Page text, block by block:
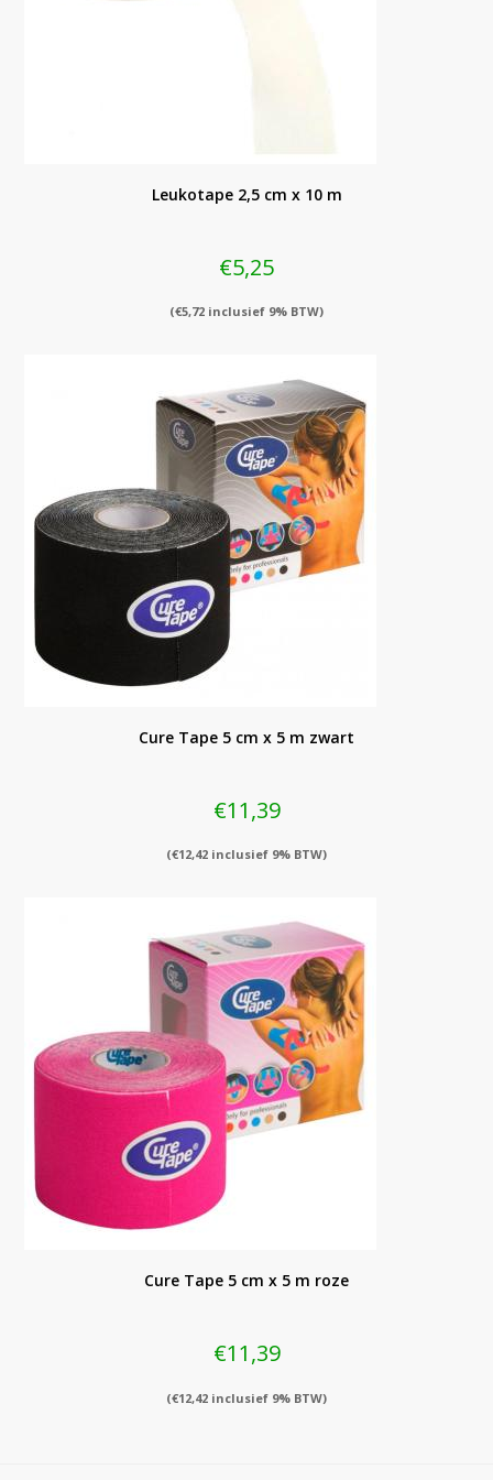
Leukotape 2,5 cm x 10 m
€5,25
(€5,72 inclusief 9% BTW)
Cure Tape 5 cm x 5 m zwart
€11,39
(€12,42 inclusief 9% BTW)
Cure Tape 5 cm x 5 m roze
€11,39
(€12,42 inclusief 9% BTW)